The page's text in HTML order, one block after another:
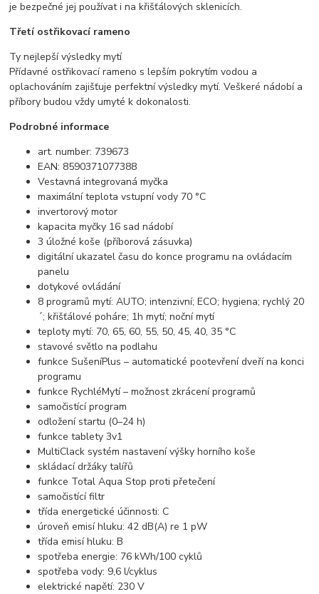
je bezpečné jej používat i na křišťálových sklenicích.
Třetí ostřikovací rameno
Ty nejlepší výsledky mytí
Přídavné ostřikovací rameno s lepším pokrytím vodou a
oplachováním zajišťuje perfektní výsledky mytí. Veškeré nádobí a
příbory budou vždy umyté k dokonalosti.
Podrobné informace
art. number: 739673
EAN: 8590371077388
Vestavná integrovaná myčka
maximální teplota vstupní vody 70 °C
invertorový motor
kapacita myčky 16 sad nádobí
3 úložné koše (příborová zásuvka)
digitální ukazatel času do konce programu na ovládacím
panelu
dotykové ovládání
8 programů mytí: AUTO; intenzivní; ECO; hygiena; rychlý 20
´; křišťálové poháre; 1h mytí; noční mytí
teploty mytí: 70, 65, 60, 55, 50, 45, 40, 35 °C
stavové světlo na podlahu
funkce SušeníPlus – automatické pootevření dveří na konci
programu
funkce RychléMytí – možnost zkrácení programů
samočistící program
odložení startu (0–24 h)
funkce tablety 3v1
MultiClack systém nastavení výšky horního koše
skládací držáky talířů
funkce Total Aqua Stop proti přetečení
samočistící filtr
třída energetické účinnosti: C
úroveň emisí hluku: 42 dB(A) re 1 pW
třída emisí hluku: B
spotřeba energie: 76 kWh/100 cyklů
spotřeba vody: 9,6 l/cyklus
elektrické napětí: 230 V